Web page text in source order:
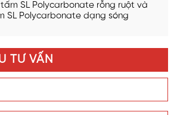
SL Polycarbonate rỗng ruột và
SL Polycarbonate dạng sóng
TƯ VẤN